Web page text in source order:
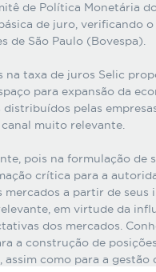
de Política Monetária
de juro, verificando
de São Paulo (Bovespa).
na taxa de juros Selic
para expansão da
pelas
muito relevante.
pois na formulação de
crítica para a
a partir de seus
em virtude da
dos mercados.
a construção de
como para a gestão